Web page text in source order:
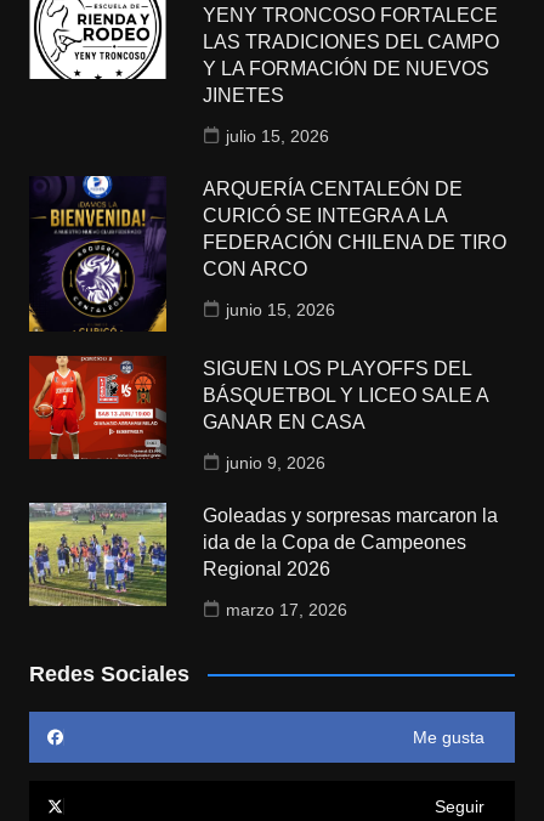
YENY TRONCOSO FORTALECE
LAS TRADICIONES DEL CAMPO
Y LA FORMACIÓN DE NUEVOS
JINETES
julio 15, 2026
ARQUERÍA CENTALEÓN DE
CURICÓ SE INTEGRA A LA
FEDERACIÓN CHILENA DE TIRO
CON ARCO
junio 15, 2026
SIGUEN LOS PLAYOFFS DEL
BÁSQUETBOL Y LICEO SALE A
GANAR EN CASA
junio 9, 2026
Goleadas y sorpresas marcaron la
ida de la Copa de Campeones
Regional 2026
marzo 17, 2026
Redes Sociales
Me gusta
Seguir